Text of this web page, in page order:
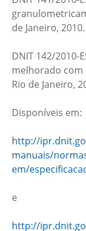
de Janeiro, 2010.
DNIT 142/2010-
melhorado com
Rio de Janeiro,
Disponíveis em:
http://
manuais/
em/
e
http://